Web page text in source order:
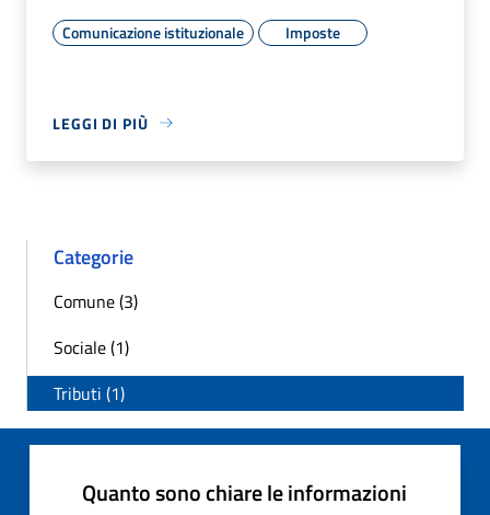
Comunicazione istituzionale Imposte
LEGGI DI PIÙ
Categorie
Comune (3)
Sociale (1)
Tributi (1)
Quanto sono chiare le informazioni